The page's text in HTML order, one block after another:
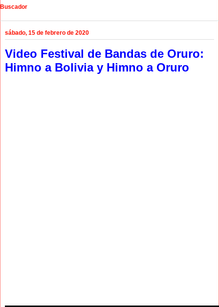
Buscador
sábado, 15 de febrero de 2020
Video Festival de Bandas de Oruro:
Himno a Bolivia y Himno a Oruro